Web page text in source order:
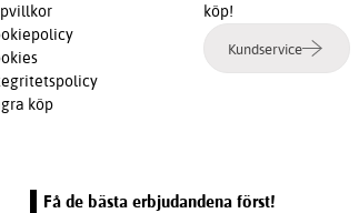
köp
köp!
Kundservice
Få de bästa erbjudandena först!